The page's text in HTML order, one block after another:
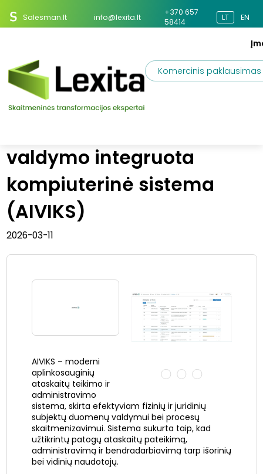
Salesman.lt info@lexita.lt
+370 657
58414
LT EN
Komercinis paklausimas
Projektai Aplinkos informacijos valdymo integruota kompiuterinė sistema (AIVIKS)
valdymo integruota
kompiuterinė sistema
(AIVIKS)
2026-03-11
AIVIKS – moderni
aplinkosauginių
ataskaitų teikimo ir
administravimo
sistema, skirta efektyviam fizinių ir juridinių
subjektų duomenų valdymui bei procesų
skaitmenizavimui. Sistema sukurta taip, kad
užtikrintų patogų ataskaitų pateikimą,
administravimą ir bendradarbiavimą tarp išorinių
bei vidinių naudotojų.